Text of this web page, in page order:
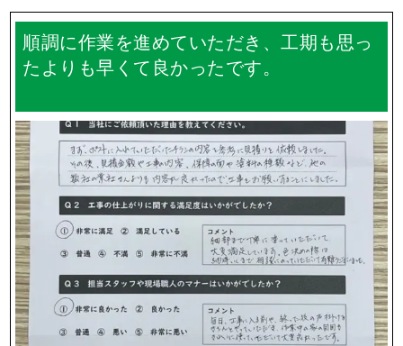
順調に作業を進めていただき、工期も思っ
たよりも早くて良かったです。